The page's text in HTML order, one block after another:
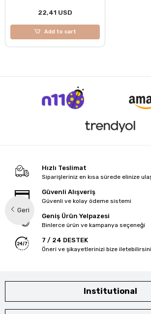
Geri
22,41 USD
Add to cart
Hızlı Teslimat
Siparişleriniz en kısa sürede elinize
Güvenli Alışveriş
Güvenli ve kolay ödeme sistemi
Geniş Ürün Yelpazesi
Binlerce ürün ve kampanya seçeneği
7 / 24 DESTEK
Öneri ve şikayetlerinizi bize
Institutional